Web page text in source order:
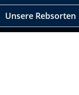
Unsere Rebsorten